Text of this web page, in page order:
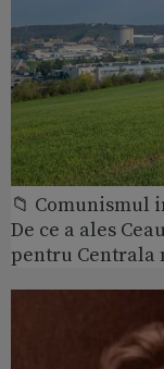
📁 Comunismul
De ce a ales
pentru Centrala